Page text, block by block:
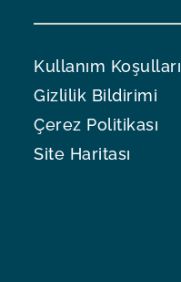
Kullanım Koşulları
Gizlilik Bildirimi
Çerez Politikası
Site Haritası